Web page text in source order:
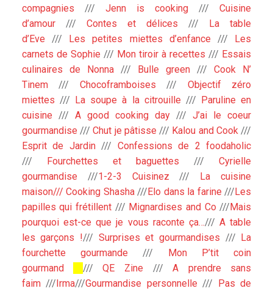
compagnies /// Jenn is cooking///Cuisine
d’amour /// Contes et délices /// La table
d’Eve /// Les petites miettes d’enfance /// Les
carnets de Sophie /// Mon tiroir à recettes /// Essais
culinaires de Nonna /// Bulle green ///Cook N’
Tinem/// Chocoframboises /// Objectif zéro
miettes /// La soupe à la citrouille /// Paruline en
cuisine /// A good cooking day///J’ai le coeur
gourmandise ///Chut je pâtisse /// Kalou and Cook///
Esprit de Jardin/// Confessions de 2 foodaholic
/// Fourchettes et baguettes ///Cyrielle
gourmandise ///1-2-3 Cuisinez /// La cuisine
maison/// Cooking Shasha///Elo dans la farine///Les
papilles qui frétillent /// Mignardises and Co///Mais
pourquoi est-ce que je vous raconte ça…/// A table
les garçons !/// Surprises et gourmandises /// La
fourchette gourmande/// Mon P’tit coin
gourmand
///QE Zine ///A prendre sans
faim///Irma///Gourmandise personnelle /// Pas de